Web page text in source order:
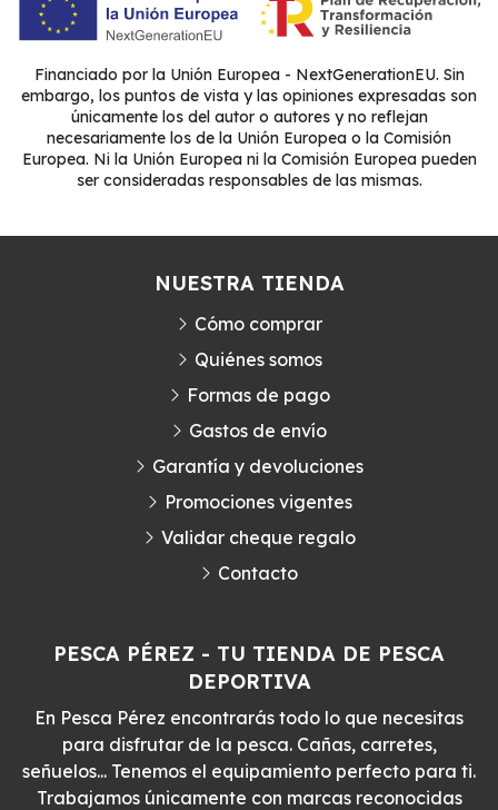
Financiado por la Unión Europea - NextGenerationEU. Sin
embargo, los puntos de vista y las opiniones expresadas son
únicamente los del autor o autores y no reflejan
necesariamente los de la Unión Europea o la Comisión
Europea. Ni la Unión Europea ni la Comisión Europea pueden
ser consideradas responsables de las mismas.
PESCA PÉREZ - TU TIENDA DE PESCA
DEPORTIVA
En Pesca Pérez encontrarás todo lo que necesitas
para disfrutar de la pesca. Cañas, carretes,
señuelos... Tenemos el equipamiento perfecto para ti.
Trabajamos únicamente con marcas reconocidas
NUESTRA TIENDA
Cómo comprar
Quiénes somos
Formas de pago
Gastos de envío
Garantía y devoluciones
Promociones vigentes
Validar cheque regalo
Contacto